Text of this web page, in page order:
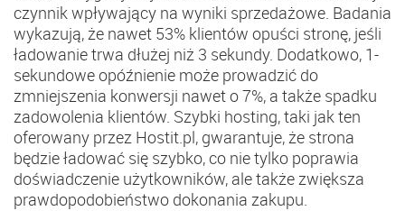
czynnik wpływający na wyniki sprzedażowe. Badania
wykazują, że nawet 53% klientów opuści stronę, jeśli
ładowanie trwa dłużej niż 3 sekundy. Dodatkowo, 1-
sekundowe opóźnienie może prowadzić do
zmniejszenia konwersji nawet o 7%, a także spadku
zadowolenia klientów​. Szybki hosting, taki jak ten
oferowany przez Hostit.pl, gwarantuje, że strona
będzie ładować się szybko, co nie tylko poprawia
doświadczenie użytkowników, ale także zwiększa
prawdopodobieństwo dokonania zakupu.